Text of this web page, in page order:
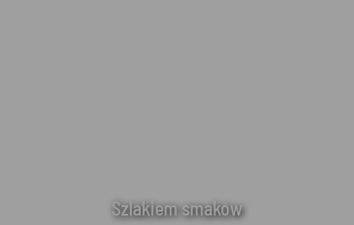
Szlakiem smaków